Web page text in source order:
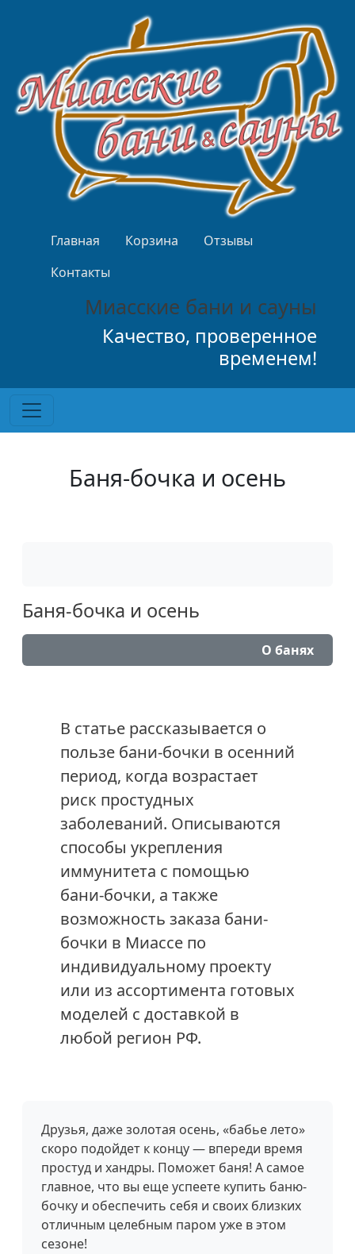
Верхнее меню
Главная Корзина
Отзывы
Контакты
Миасские бани и сауны
Качество, проверенное
временем!
Баня-бочка и осень
Баня-бочка и осень
О банях
В статье рассказывается о
пользе бани-бочки в осенний
период, когда возрастает
риск простудных
заболеваний. Описываются
способы укрепления
иммунитета с помощью
бани-бочки, а также
возможность заказа бани-
бочки в Миассе по
индивидуальному проекту
или из ассортимента готовых
моделей с доставкой в
любой регион РФ.
Друзья, даже золотая осень, «бабье лето»
скоро подойдет к концу — впереди время
простуд и хандры. Поможет баня! А самое
главное, что вы еще успеете купить баню-
бочку и обеспечить себя и своих близких
отличным целебным паром уже в этом
сезоне!